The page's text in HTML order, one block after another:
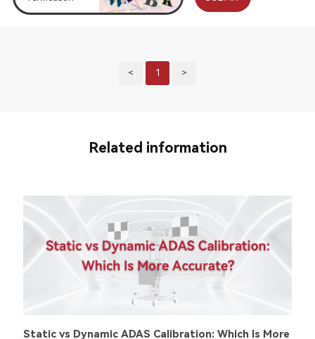
< 1 >
Related information
Static vs Dynamic ADAS Calibration: Which Is More